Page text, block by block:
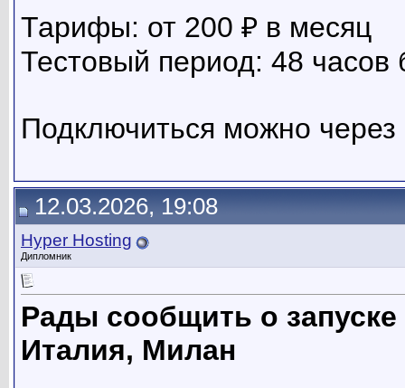
Тарифы: от 200 ₽ в месяц
Тестовый период: 48 часов
Подключиться можно
12.03.2026, 19:08
Hyper Hosting
Дипломник
Рады сообщить о
Италия, Милан